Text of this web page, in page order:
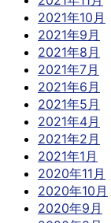
2021年10月
2021年9月
2021年8月
2021年7月
2021年6月
2021年5月
2021年4月
2021年2月
2021年1月
2020年11月
2020年10月
2020年9月